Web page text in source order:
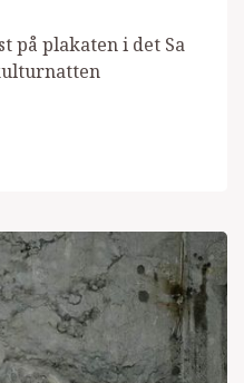
på plakaten i det Sa